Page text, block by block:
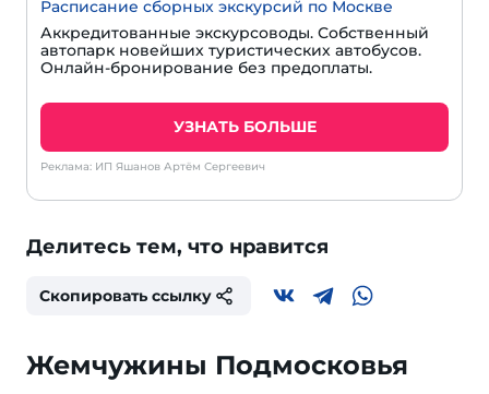
Расписание сборных экскурсий по Москве
Аккредитованные экскурсоводы. Собственный
автопарк новейших туристических автобусов.
Онлайн-бронирование без предоплаты.
УЗНАТЬ БОЛЬШЕ
Реклама: ИП Яшанов Артём Сергеевич
Делитесь тем, что нравится
Скопировать ссылку
Жемчужины Подмосковья